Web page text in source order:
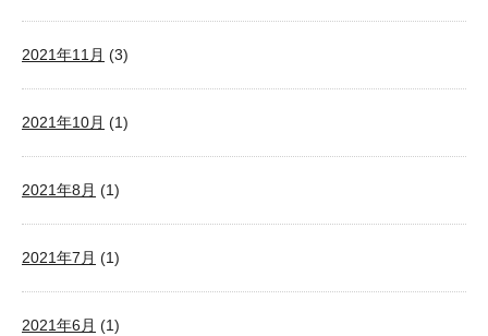
2021年11月 (3)
2021年10月 (1)
2021年8月 (1)
2021年7月 (1)
2021年6月 (1)